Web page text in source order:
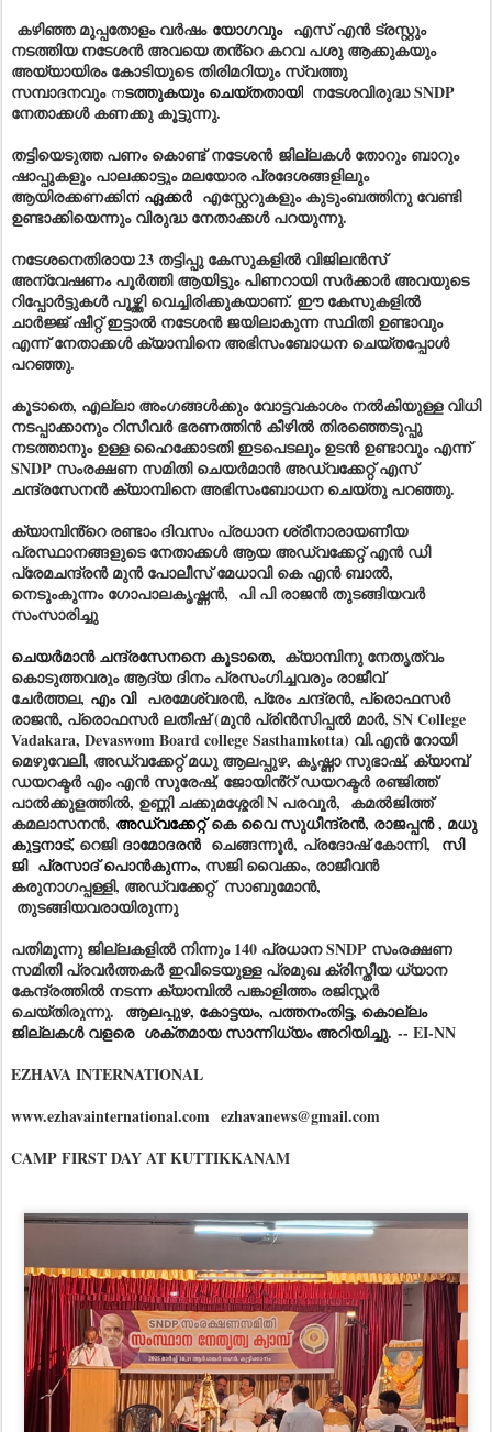
കഴിഞ്ഞ മുപ്പതോളം വർഷം യോഗവും എസ് എൻ ട്രസ്റ്റും
നടത്തിയ നടേശൻ അവയെ തൻ്റെ കറവ പശു ആക്കുകയും
അയ്യായിരം കോടിയുടെ തിരിമറിയും സ്വത്തു
സമ്പാദനവും നടത്തുകയും ചെയ്തതായി നടേശവിരുദ്ധ SNDP
നേതാക്കൾ കണക്കു കൂട്ടുന്നു.
തട്ടിയെടുത്ത പണം കൊണ്ട്നടേശൻജില്ലകൾ തോറും ബാറും
ഷാപ്പുകളും പാലക്കാട്ടും മലയോര പ്രദേശങ്ങളിലും
ആയിരക്കണക്കിന് ഏക്കർ എസ്റ്റേറുകളും കുടുംബത്തിനു വേണ്ടി
ഉണ്ടാക്കിയെന്നും വിരുദ്ധ നേതാക്കൾ പറയുന്നു.
നടേശനെതിരായ 23 തട്ടിപ്പു കേസുകളിൽ വിജിലൻസ്
അന്വേഷണം പൂർത്തി ആയിട്ടും പിണറായി സർക്കാർ അവയുടെ
റിപ്പോർട്ടുകൾ പൂഴ്ത്തി വെച്ചിരിക്കുകയാണ്. ഈ കേസുകളിൽ
ചാർജ്ജ് ഷീറ്റ് ഇട്ടാൽ നടേശൻ ജയിലാകുന്ന സ്ഥിതി ഉണ്ടാവും
എന്ന് നേതാക്കൾ ക്യാമ്പിനെ അഭിസംബോധന ചെയ്തപ്പോൾ
പറഞ്ഞു.
കൂടാതെ, എല്ലാ അംഗങ്ങൾക്കും വോട്ടവകാശം നൽകിയുള്ള വിധി
നടപ്പാക്കാനും റിസീവർ ഭരണത്തിൻ കീഴിൽ തിരഞ്ഞെടുപ്പു
നടത്താനും ഉള്ള ഹൈക്കോടതി ഇടപെടലും ഉടൻ ഉണ്ടാവും എന്ന്
SNDP സംരക്ഷണ സമിതി ചെയർമാൻ അഡ്വക്കേറ്റ് എസ്
ചന്ദ്രസേനൻ ക്യാമ്പിനെ അഭിസംബോധന ചെയ്തു പറഞ്ഞു.
ക്യാമ്പിൻ്റെ രണ്ടാം ദിവസം പ്രധാന ശ്രീനാരായണീയ
പ്രസ്ഥാനങ്ങളുടെ നേതാക്കൾ ആയ അഡ്വക്കേറ്റ് എൻ ഡി
പ്രേമചന്ദ്രൻ മുൻ പോലീസ് മേധാവി കെ എൻ ബാൽ,
നെടുംകുന്നം ഗോപാലകൃഷ്ണൻ, പി പി രാജൻ തുടങ്ങിയവർ
സംസാരിച്ചു
ചെയർമാൻ ചന്ദ്രസേനനെ കൂടാതെ, ക്യാമ്പിനു നേതൃത്വം
കൊടുത്തവരും ആദ്യ ദിനം പ്രസംഗിച്ചവരും രാജീവ്
ചേർത്തല, എം വി പരമേശ്വരൻ, പ്രേം ചന്ദ്രൻ, പ്രൊഫസർ
രാജൻ, പ്രൊഫസർ ലതീഷ് (മുൻ പ്രിൻസിപ്പൽ മാർ, SN College
Vadakara, Devaswom Board college Sasthamkotta) വി.എൻ റോയി
മെഴുവേലി, അഡ്വക്കേറ്റ് മധു ആലപ്പുഴ, കൃഷ്ണാ സുഭാഷ്, ക്യാമ്പ്
ഡയറക്ടർ എം എൻ സുരേഷ്, ജോയിൻ്റ് ഡയറക്ടർ രഞ്ജിത്ത്
പാൽക്കുളത്തിൽ, ഉണ്ണി ചക്കുമശ്ശേരി N പരവൂർ, കമൽജിത്ത്
കമലാസനൻ, അഡ്വക്കേറ്റ്കെ വൈ സുധീന്ദ്രൻ, രാജപ്പൻ , മധു
കുട്ടനാട്, റെജി ദാമോദരൻ ചെങ്ങന്നൂർ, പ്രദോഷ് കോന്നി, സി
ജി പ്രസാദ് പൊൻകുന്നം, സജി വൈക്കം, രാജീവൻ
കരുനാഗപ്പള്ളി, അഡ്വക്കേറ്റ് സാബുമോൻ,
തുടങ്ങിയവരായിരുന്നു
പതിമൂന്നു ജില്ലകളിൽ നിന്നും 140 പ്രധാന SNDP സംരക്ഷണ
സമിതി പ്രവർത്തകർ ഇവിടെയുള്ള പ്രമുഖ ക്രിസ്തീയ ധ്യാന
കേന്ദ്രത്തിൽ നടന്ന ക്യാമ്പിൽ പങ്കാളിത്തം രജിസ്റ്റർ
ചെയ്തിരുന്നു. ആലപ്പുഴ, കോട്ടയം, പത്തനംതിട്ട, കൊല്ലം
ജില്ലകൾ വളരെ ശക്തമായ സാന്നിധ്യം അറിയിച്ചു. -- EI-NN
EZHAVA INTERNATIONAL
www.ezhavainternational.com ezhavanews@gmail.com
CAMP FIRST DAY AT KUTTIKKANAM